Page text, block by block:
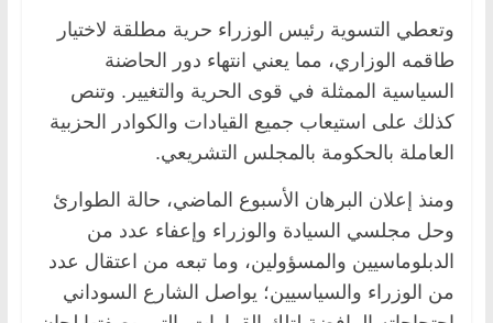
وتعطي التسوية رئيس الوزراء حرية مطلقة لاختيار
طاقمه الوزاري، مما يعني انتهاء دور الحاضنة
السياسية الممثلة في قوى الحرية والتغيير. وتنص
كذلك على استيعاب جميع القيادات والكوادر الحزبية
العاملة بالحكومة بالمجلس التشريعي.
ومنذ إعلان البرهان الأسبوع الماضي، حالة الطوارئ
وحل مجلسي السيادة والوزراء وإعفاء عدد من
الدبلوماسيين والمسؤولين، وما تبعه من اعتقال عدد
من الوزراء والسياسيين؛ يواصل الشارع السوداني